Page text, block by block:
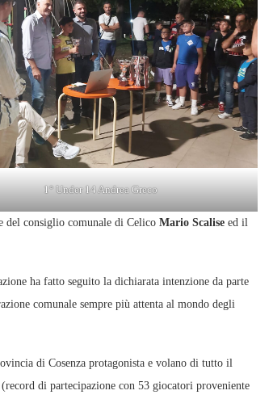
1° Under 14 Andrea Greco
del consiglio comunale di Celico Mario Scalise ed il
ha fatto seguito la dichiarata intenzione da parte
comunale sempre più attenta al mondo degli
di Cosenza protagonista e volano di tutto il
di partecipazione con 53 giocatori proveniente